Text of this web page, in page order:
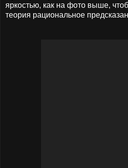
яркостью, как на фото выше,
теория рациональное